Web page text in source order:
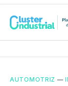
AUTOMOTRIZ —